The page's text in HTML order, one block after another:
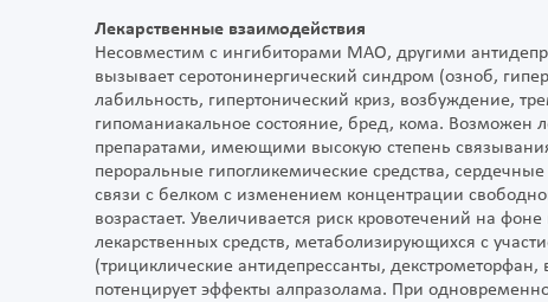
Лекарственные взаимодействия
Несовместим с ингибиторами МАО, другими
вызывает серотонинергический синдром (озноб,
лабильность, гипертонический криз, возбуждение,
гипоманиакальное состояние, бред, кома.
препаратами, имеющими высокую степень
пероральные гипогликемические средства,
связи с белком с изменением концентрации
возрастает. Увеличивается риск кровотечений на
лекарственных средств, метаболизирующихся с
(трициклические антидепрессанты,
потенцирует эффекты алпразолама. При